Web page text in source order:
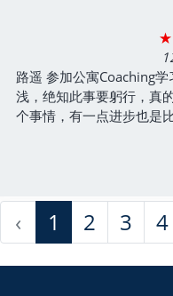
集作业，收集答案，是老
遥遥领先其它课程。选择
程，你绝对会点赞！最后
- Tax Deed 房地产投资5
路遥 参加公寓Coaching
浅，绝知此事要躬行，真
个事情，有一点进步也是
的收获就是收获了很多志
我觉得大家非常的亲切，
- 初级多单元公寓投资12期
‹ 1 2 3 4